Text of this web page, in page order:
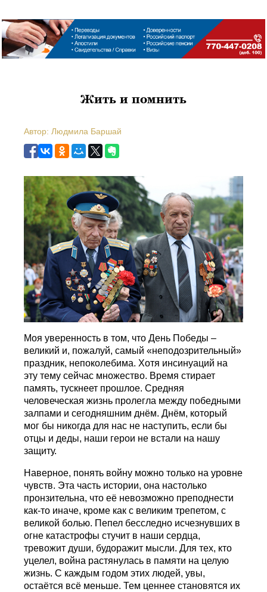
Жить и помнить
Автор: Людмила Баршай
Моя уверенность в том, что День Победы –
великий и, пожалуй, самый «неподозрительный»
праздник, непоколебима. Хотя инсинуаций на
эту тему сейчас множество. Время стирает
память, тускнеет прошлое. Средняя
человеческая жизнь пролегла между победными
залпами и сегодняшним днём. Днём, который
мог бы никогда для нас не наступить, если бы
отцы и деды, наши герои не встали на нашу
защиту.
Наверное, понять войну можно только на уровне
чувств. Эта часть истории, она настолько
пронзительна, что её невозможно преподнести
как-то иначе, кроме как с великим трепетом, с
великой болью. Пепел бесследно исчезнувших в
огне катастрофы стучит в наши сердца,
тревожит души, будоражит мысли. Для тех, кто
уцелел, война растянулась в памяти на целую
жизнь. С каждым годом этих людей, увы,
остаётся всё меньше. Тем ценнее становятся их